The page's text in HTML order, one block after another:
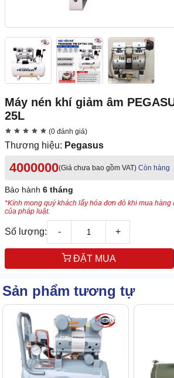
Máy nén khí giảm âm
25L
(0 đánh giá)
Thương hiệu: Pegasus
4000000(Giá chưa bao gồm VAT) Còn hàng
Bảo hành 6 tháng
*Kính mong quý khách lấy hóa đơn đỏ khi mua hàng
của pháp luật.
Số lượng: - +
ĐẶT MUA
Sản phẩm tương tự